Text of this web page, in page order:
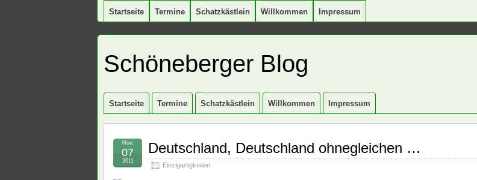
Startseite Termine Schatzkästlein Willkommen Impressum
Schöneberger Blog
Startseite Termine Schatzkästlein Willkommen Impressum
Deutschland, Deutschland ohnegleichen …
Einzigartigkeiten
Nov.
07
2011